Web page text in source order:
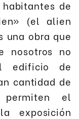
de
(el alien
una obra que
nosotros no
edificio de
cantidad de
permiten el
exposición